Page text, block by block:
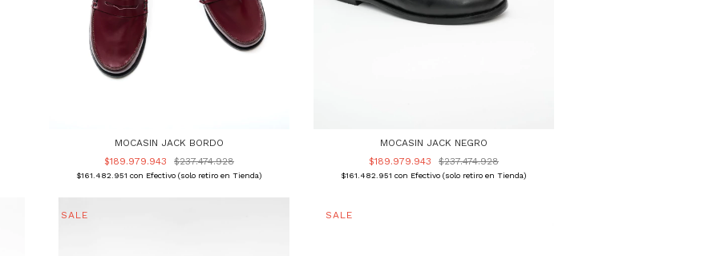
MOCASIN JACK BORDO
$189.979.943
$237.474.928
$161.482.951 con Efectivo (solo retiro en Tienda)
MOCASIN JACK NEGRO
$189.979.943
$237.474.928
$161.482.951 con Efectivo (solo retiro en Tienda)